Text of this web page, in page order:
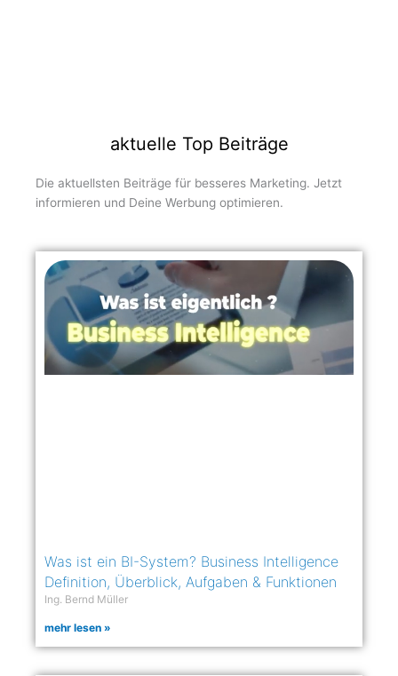
aktuelle Top Beiträge
Die aktuellsten Beiträge für besseres Marketing. Jetzt
informieren und Deine Werbung optimieren.
Was ist ein BI-System? Business Intelligence
Definition, Überblick, Aufgaben & Funktionen
Ing. Bernd Müller
mehr lesen »